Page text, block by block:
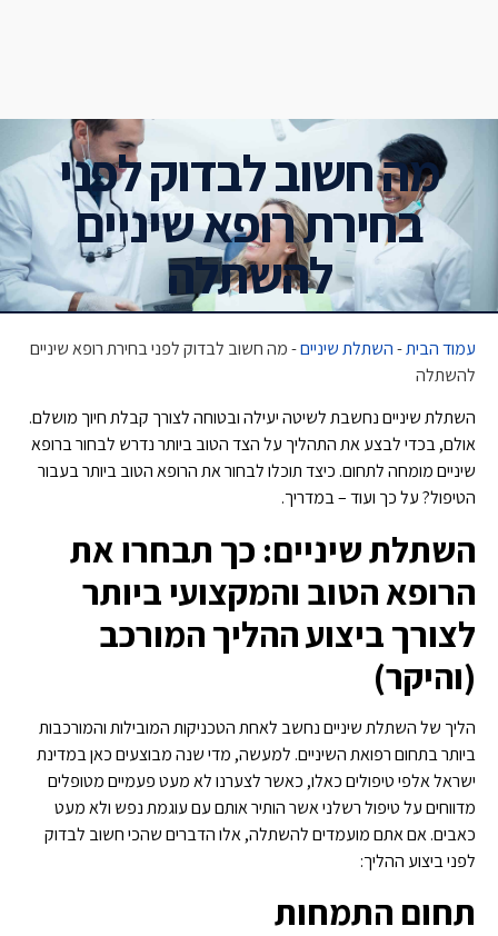
מה חשוב לבדוק לפני
בחירת רופא שיניים
להשתלה
עמוד הבית-השתלת שיניים-מה חשוב לבדוק לפני בחירת רופא שיניים
להשתלה
השתלת שיניים נחשבת לשיטה יעילה ובטוחה לצורך קבלת חיוך מושלם.
אולם, בכדי לבצע את התהליך על הצד הטוב ביותר נדרש לבחור ברופא
שיניים מומחה לתחום. כיצד תוכלו לבחור את הרופא הטוב ביותר בעבור
הטיפול? על כך ועוד – במדריך.
השתלת שיניים: כך תבחרו את
הרופא הטוב והמקצועי ביותר
לצורך ביצוע ההליך המורכב
(והיקר)
הליך של השתלת שיניים נחשב לאחת הטכניקות המובילות והמורכבות
ביותר בתחום רפואת השיניים. למעשה, מדי שנה מבוצעים כאן במדינת
ישראל אלפי טיפולים כאלו, כאשר לצערנו לא מעט פעמיים מטופלים
מדווחים על טיפול רשלני אשר הותיר אותם עם עוגמת נפש ולא מעט
כאבים. אם אתם מועמדים להשתלה, אלו הדברים שהכי חשוב לבדוק
לפני ביצוע ההליך:
תחום התמחות